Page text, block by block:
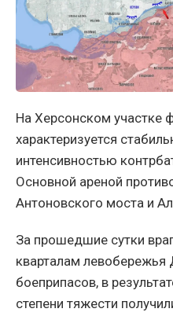
На Херсонском участке
характеризуется
интенсивностью
Основной ареной
Антоновского моста и
За прошедшие сутки
кварталам левобережья
боеприпасов, в
степени тяжести